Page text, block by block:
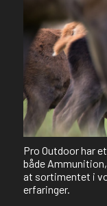
Pro Outdoor har
både
at sortimentet i
erfaringer.